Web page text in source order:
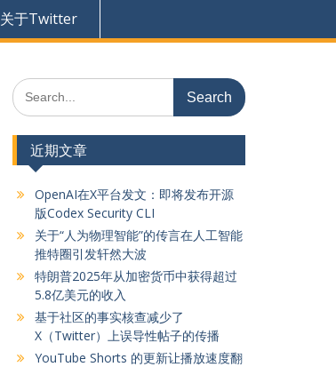
关于Twitter
Search
for:
近期文章
OpenAI在X平台发文：即将发布开源
版Codex Security CLI
关于“人为物理智能”的传言在人工智能
推特圈引发轩然大波
特朗普2025年从加密货币中获得超过
5.8亿美元的收入
基于社区的事实核查减少了
X（Twitter）上误导性帖子的传播
YouTube Shorts 的更新让播放速度翻